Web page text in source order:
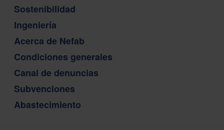
Sostenibilidad
Ingeniería
Acerca de Nefab
Condiciones generales
Canal de denuncias
Subvenciones
Abastecimiento